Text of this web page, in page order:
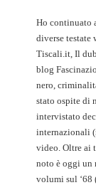
Ho continuato
diverse
Tiscali.it, Il
blog
nero,
stato ospite di
intervistato
internazionali
video. Oltre ai
noto è oggi un
volumi sul ‘68